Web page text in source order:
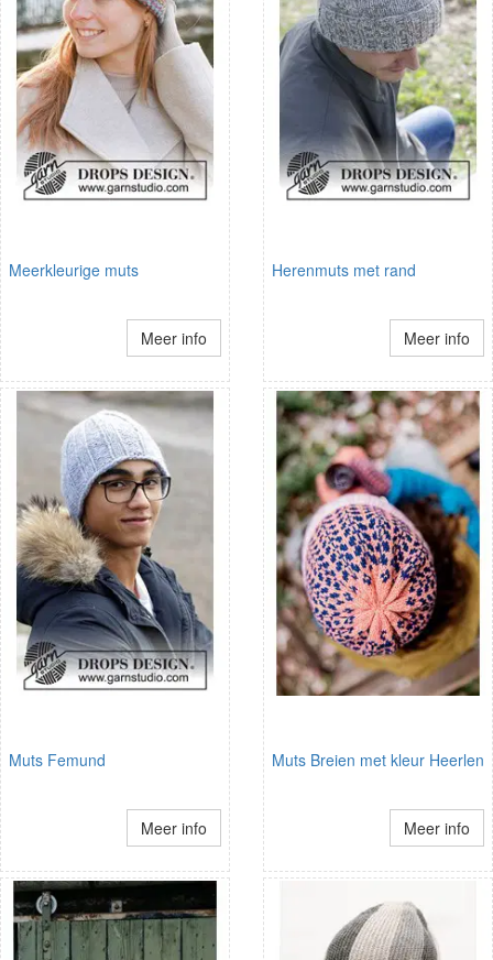
Meerkleurige muts
Meer info
Herenmuts met rand
Meer info
Muts Femund
Meer info
Muts Breien met kleur Heerlen
Meer info